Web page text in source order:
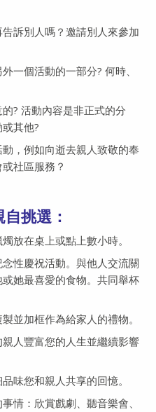
訴別人嗎？邀請別人來參加
一個活動的一部分? 何時、
? 活動內容是非正式的分
其他?
，例如向逝去親人致敬的奉
社區服務？
挑選：
放在桌上或點上數小時。
性慶祝活動。與他人交流關
她最喜愛的食物。共同舉杯
並加框作為給家人的禮物。
人豐富您的人生並繼續影響
味您和親人共享的回憶。
情：欣賞戲劇、聽音樂會、